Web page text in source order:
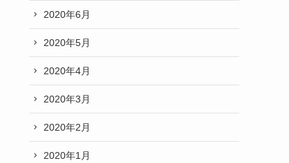
2020年6月
2020年5月
2020年4月
2020年3月
2020年2月
2020年1月